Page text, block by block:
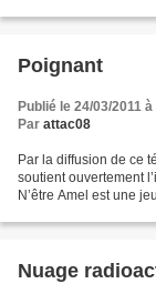
Poignant
Publié le 24/03/2011
Par attac08
Par la diffusion de ce
soutient ouvertement
N’être Amel est une
Nuage